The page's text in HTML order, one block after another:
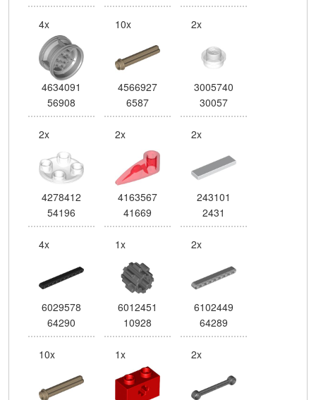
4x
4634091
56908
10x
4566927
6587
2x
3005740
30057
2x
4278412
54196
2x
4163567
41669
2x
243101
2431
4x
6029578
64290
1x
6012451
10928
2x
6102449
64289
10x 1x 2x